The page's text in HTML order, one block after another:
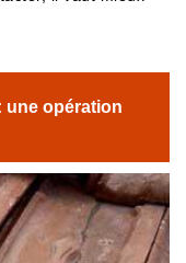
une opération